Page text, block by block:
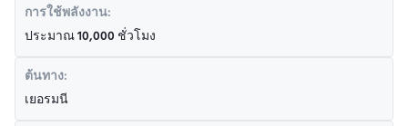
การใช้พลังงาน:
ประมาณ 10,000 ชั่วโมง
ต้นทาง:
เยอรมนี